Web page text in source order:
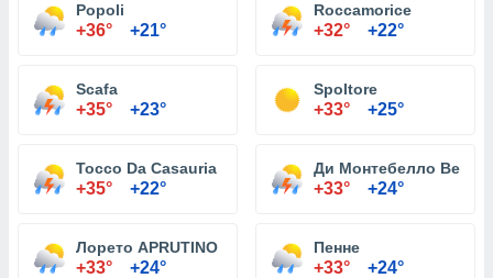
Popoli
+36° +21°
Roccamorice
+32° +22°
Scafa
+35° +23°
Spoltore
+33° +25°
Tocco Da Casauria
+35° +22°
Ди Монтебелло
+33° +24°
Лорето APRUTINO
+33° +24°
Пенне
+33° +24°